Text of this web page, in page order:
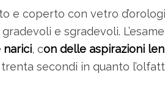
e coperto con vetro
e sgradevoli.
narici, con delle aspirazioni
secondi in quanto